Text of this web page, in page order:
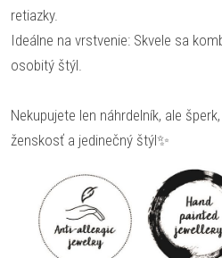
retiazky.
Ideálne na vrstvenie: Skvele sa
osobitý štýl.
Nekupujete len náhrdelník, ale
ženskosť a jedinečný štýl✨